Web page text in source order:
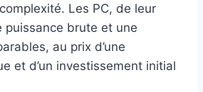
Les PC, de leur
puissance brute et une
au prix d’une
et d’un investissement initial